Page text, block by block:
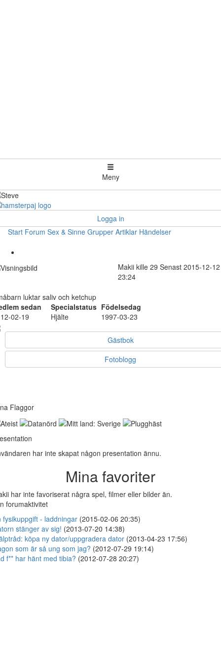
Meny
Logga in
Start Forum Sex & Sinne Grupper Artiklar Händelser
Makii kille 29 Senast 2015-12-12
23:24
luktar saliv och ketchup
sedan
Specialstatus Födelsedag
02-19
Hjälte 1997-03-23
Gästbok
Fotoblogg
Flaggor
har inte skapat någon presentation ännu.
Mina favoriter
har inte favoriserat några spel, filmer eller bilder än.
forumaktivitet
fysikuppgift - laddningar (2015-02-06 20:35)
stänger av sig! (2013-07-20 14:38)
köpa ny dator/uppgradera dator (2013-04-23 17:56)
som är så ung som jag? (2012-07-29 19:14)
f** har hänt med tibia? (2012-07-28 20:27)